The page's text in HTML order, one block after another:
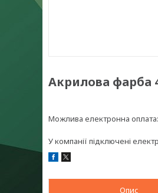
Акрилова фарба
У компанії підключені
Опис